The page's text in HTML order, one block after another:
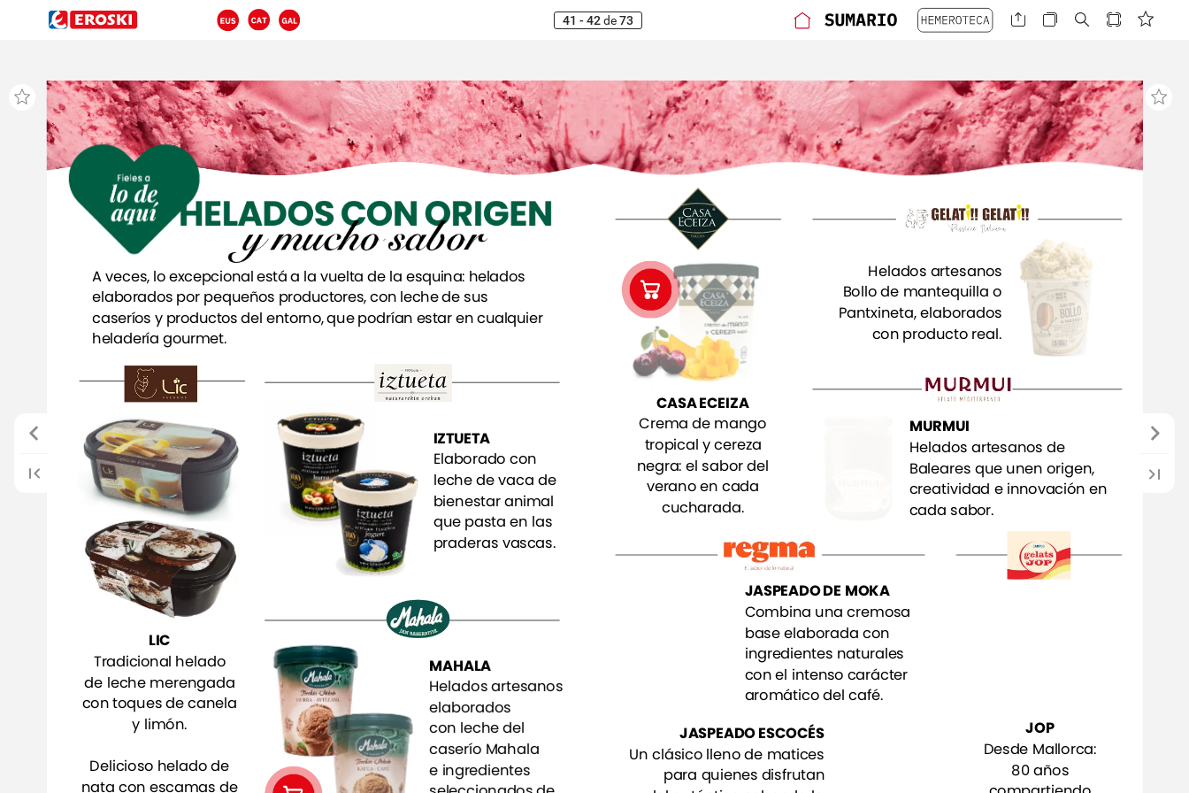
41 - 42 de 73
HELADOSCONORIGEN
ymuchosabor
Aveces, loexcepcionalestáa la vuelta de la esquina: helados
elaborados por pequeños productores,con lechede sus
caseríos y productosdel entorno,que podrían estar encualquier
heladería gourmet.
MAHALA
Heladosartesanos
elaborados
con lechedel
caserío Mahala
e ingredientes
IZTUETA
Elaborado con
leche devaca de
bienestar animal
que pasta en las
praderas vascas.
LIC
Tradicional helado
de leche merengada
contoquesdecanela
y limón.
Delicioso heladode
nata con escamas de
HELADOSCONORIGEN
ymuchosabor
Helados artesanos
Bollode mantequilla o
Pantxineta, elaborados
con producto real.
MURMUI
Helados artesanos de
Baleares que unen origen,
creatividad e innovación en
cada sabor.
JOP
Desde Mallorca:
80 años
CASAECEIZA
Crema de mango
tropical ycereza
negra: el sabordel
verano en cada
cucharada.
JASPEADODE MOKA
Combina una cremosa
baseelaborada con
ingredientes naturales
conel intenso carácter
aromático del café.
JASPEADOESCOCÉS
Un clásico llenode matices
para quienes disfrutan